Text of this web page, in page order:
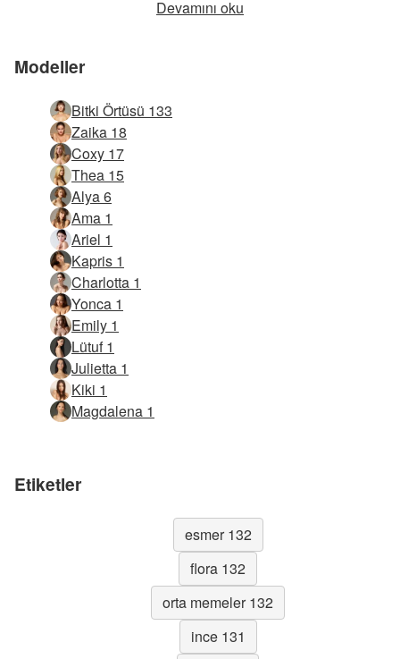
Devamını oku
Modeller
Bitki Örtüsü 133
Zaika 18
Coxy 17
Thea 15
Alya 6
Ama 1
Ariel 1
Kapris 1
Charlotta 1
Yonca 1
Emily 1
Lütuf 1
Julietta 1
Kiki 1
Magdalena 1
Etiketler
esmer 132
flora 132
orta memeler 132
ince 131